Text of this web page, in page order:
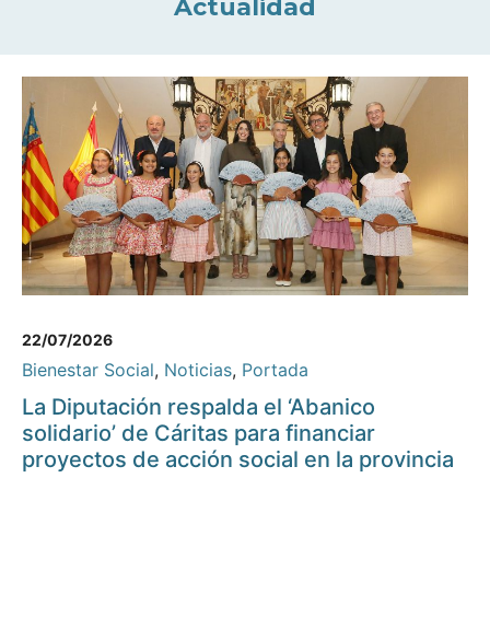
Actualidad
22/07/2026
Bienestar Social, Noticias, Portada
La Diputación respalda el ‘Abanico
solidario’ de Cáritas para financiar
proyectos de acción social en la provincia